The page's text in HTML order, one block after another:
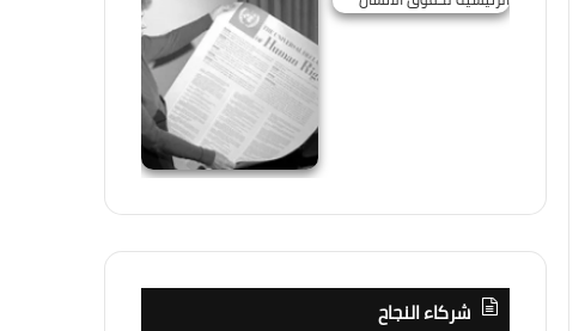
شركاء النجاح